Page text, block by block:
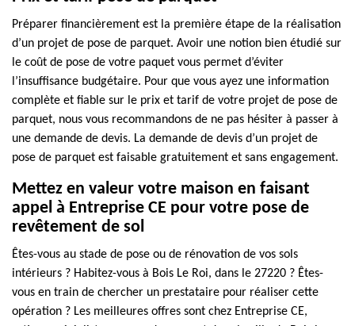
Préparer financièrement est la première étape de la réalisation
d’un projet de pose de parquet. Avoir une notion bien étudié sur
le coût de pose de votre paquet vous permet d’éviter
l’insuffisance budgétaire. Pour que vous ayez une information
complète et fiable sur le prix et tarif de votre projet de pose de
parquet, nous vous recommandons de ne pas hésiter à passer à
une demande de devis. La demande de devis d’un projet de
pose de parquet est faisable gratuitement et sans engagement.
Mettez en valeur votre maison en faisant
appel à Entreprise CE pour votre pose de
revêtement de sol
Êtes-vous au stade de pose ou de rénovation de vos sols
intérieurs ? Habitez-vous à Bois Le Roi, dans le 27220 ? Êtes-
vous en train de chercher un prestataire pour réaliser cette
opération ? Les meilleures offres sont chez Entreprise CE,